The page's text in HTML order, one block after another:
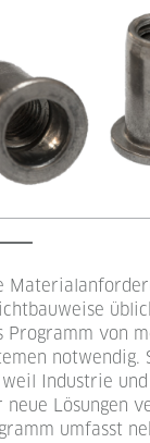
Programm von
notwendig.
Industrie
Lösungen
umfasst